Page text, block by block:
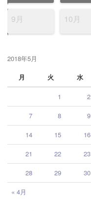
9月 10月
2018年5月
月
火 水
« 4月
1 2
7 8 9
14 15 16
21 22 23
28 29 30